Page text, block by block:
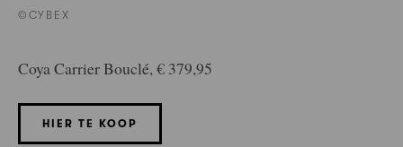
©CYBEX
Coya Carrier Bouclé, € 379,95
HIER TE KOOP